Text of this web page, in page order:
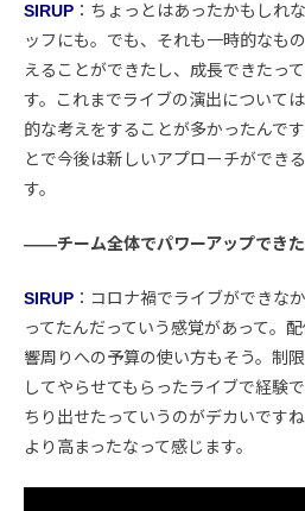
SIRUP ：ちょっとはあったかもしれ
ッフにも。でも、それも一時的なも
えることができたし、成長できたっ
す。これまでライブの演出について
的な考えをすることが多かったんで
とで今後は新しいアプローチができ
す。
――チーム全体でパワーアップできた
SIRUP ：コロナ禍でライブができな
ってたんだっていう感覚があって。
響周りへの予算の使い方もそう。制
してやらせてもらったライブで経験
ちり出せたっていうのがデカいです
より高まったなって感じます。